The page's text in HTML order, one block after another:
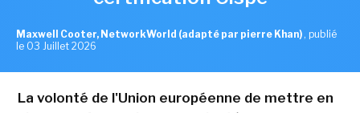
Maxwell Cooter, NetworkWorld (adapté par pierre Khan) , publié
le 03 Juillet 2026
La volonté de l'Union européenne de mettre en